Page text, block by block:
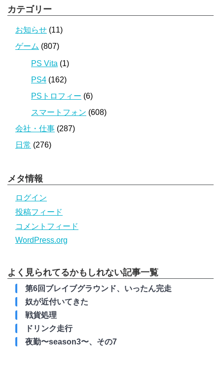
カテゴリー
お知らせ (11)
ゲーム (807)
PS Vita (1)
PS4 (162)
PSトロフィー (6)
スマートフォン (608)
会社・仕事 (287)
日常 (276)
メタ情報
ログイン
投稿フィード
コメントフィード
WordPress.org
よく見られてるかもしれない記事一覧
第6回ブレイブグラウンド、いったん完走
奴が近付いてきた
戦貨処理
ドリンク走行
夜勤〜season3〜、その7